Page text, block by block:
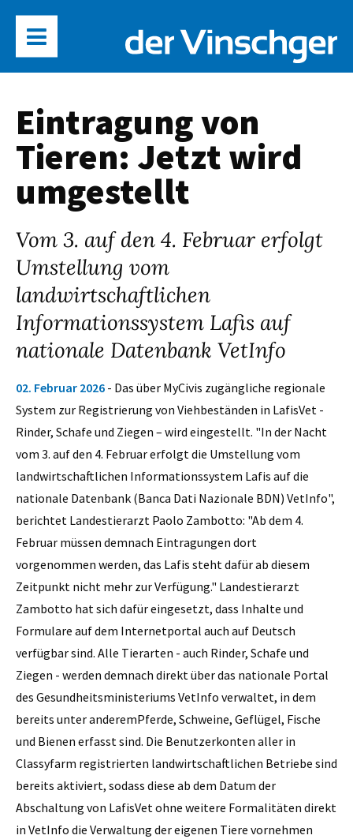
Eintragung von
Tieren: Jetzt wird
umgestellt
Vom 3. auf den 4. Februar erfolgt
Umstellung vom
landwirtschaftlichen
Informationssystem Lafis auf
nationale Datenbank VetInfo
02. Februar 2026 - Das über MyCivis zugängliche regionale
System zur Registrierung von Viehbeständen in LafisVet -
Rinder, Schafe und Ziegen – wird eingestellt. "In der Nacht
vom 3. auf den 4. Februar erfolgt die Umstellung vom
landwirtschaftlichen Informationssystem Lafis auf die
nationale Datenbank (Banca Dati Nazionale BDN) VetInfo",
berichtet Landestierarzt Paolo Zambotto: "Ab dem 4.
Februar müssen demnach Eintragungen dort
vorgenommen werden, das Lafis steht dafür ab diesem
Zeitpunkt nicht mehr zur Verfügung." Landestierarzt
Zambotto hat sich dafür eingesetzt, dass Inhalte und
Formulare auf dem Internetportal auch auf Deutsch
verfügbar sind. Alle Tierarten - auch Rinder, Schafe und
Ziegen - werden demnach direkt über das nationale Portal
des Gesundheitsministeriums VetInfo verwaltet, in dem
bereits unter anderemPferde, Schweine, Geflügel, Fische
und Bienen erfasst sind. Die Benutzerkonten aller in
Classyfarm registrierten landwirtschaftlichen Betriebe sind
bereits aktiviert, sodass diese ab dem Datum der
Abschaltung von LafisVet ohne weitere Formalitäten direkt
in VetInfo die Verwaltung der eigenen Tiere vornehmen